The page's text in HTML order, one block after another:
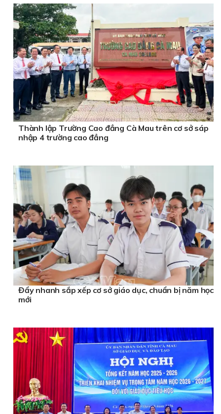
Thành lập Trường Cao đẳng Cà Mau trên cơ sở sáp
nhập 4 trường cao đẳng
Đẩy nhanh sắp xếp cơ sở giáo dục, chuẩn bị năm học
mới